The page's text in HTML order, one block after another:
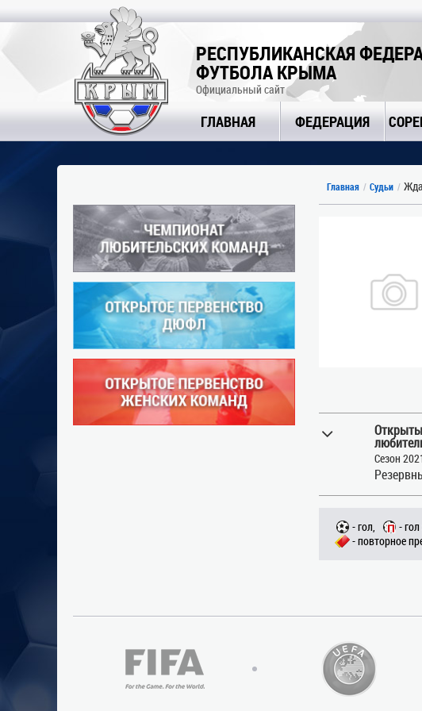
РЕСПУБЛИКАНСКАЯ
ФУТБОЛА КРЫМА
Официальный сайт
ГЛАВНАЯ ФЕДЕРАЦИЯ
Главная Судьи
Сезон
- гол, - гол
- повторное